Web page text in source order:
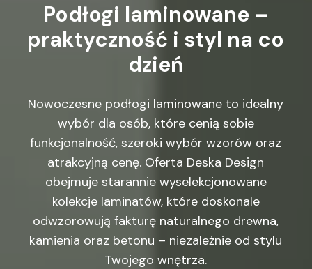
Podłogi laminowane –
praktyczność i styl na co
dzień
Nowoczesne podłogi laminowane to idealny
wybór dla osób, które cenią sobie
funkcjonalność, szeroki wybór wzorów oraz
atrakcyjną cenę. Oferta Deska Design
obejmuje starannie wyselekcjonowane
kolekcje laminatów, które doskonale
odwzorowują fakturę naturalnego drewna,
kamienia oraz betonu – niezależnie od stylu
Twojego wnętrza.